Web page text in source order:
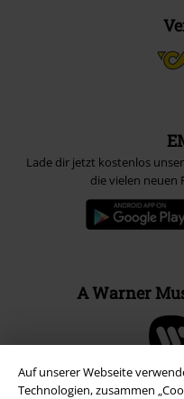
Auf unserer Webseite
Technologien, zusammen
Lade dir jetzt kostenlos
die vielen neuen
A Warner